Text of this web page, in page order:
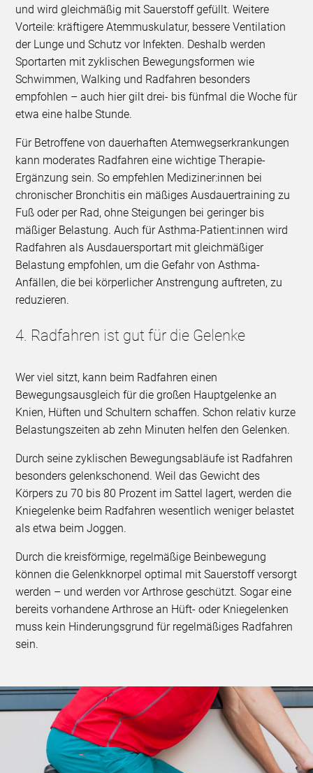
und wird gleichmäßig mit Sauerstoff gefüllt. Weitere
Vorteile: kräftigere Atemmuskulatur, bessere Ventilation
der Lunge und Schutz vor Infekten. Deshalb werden
Sportarten mit zyklischen Bewegungsformen wie
Schwimmen, Walking und Radfahren besonders
empfohlen – auch hier gilt drei- bis fünfmal die Woche für
etwa eine halbe Stunde.
Für Betroffene von dauerhaften Atemwegserkrankungen
kann moderates Radfahren eine wichtige Therapie-
Ergänzung sein. So empfehlen Mediziner:innen bei
chronischer Bronchitis ein mäßiges Ausdauertraining zu
Fuß oder per Rad, ohne Steigungen bei geringer bis
mäßiger Belastung. Auch für Asthma-Patient:innen wird
Radfahren als Ausdauersportart mit gleichmäßiger
Belastung empfohlen, um die Gefahr von Asthma-
Anfällen, die bei körperlicher Anstrengung auftreten, zu
reduzieren.
4. Radfahren ist gut für die Gelenke
Wer viel sitzt, kann beim Radfahren einen
Bewegungsausgleich für die großen Hauptgelenke an
Knien, Hüften und Schultern schaffen. Schon relativ kurze
Belastungszeiten ab zehn Minuten helfen den Gelenken.
Durch seine zyklischen Bewegungsabläufe ist Radfahren
besonders gelenkschonend. Weil das Gewicht des
Körpers zu 70 bis 80 Prozent im Sattel lagert, werden die
Kniegelenke beim Radfahren wesentlich weniger belastet
als etwa beim Joggen.
Durch die kreisförmige, regelmäßige Beinbewegung
können die Gelenkknorpel optimal mit Sauerstoff versorgt
werden – und werden vor Arthrose geschützt. Sogar eine
bereits vorhandene Arthrose an Hüft- oder Kniegelenken
muss kein Hinderungsgrund für regelmäßiges Radfahren
sein.